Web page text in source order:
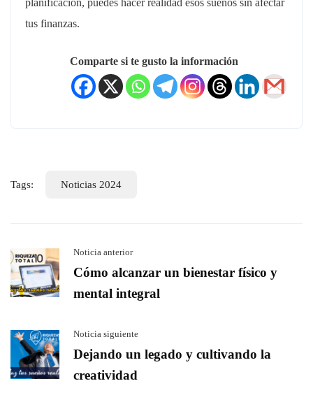
planificación, puedes hacer realidad esos sueños sin afectar
tus finanzas.
Comparte si te gusto la información
Tags: Noticias 2024
Noticia anterior
Cómo alcanzar un bienestar físico y
mental integral
Noticia siguiente
Dejando un legado y cultivando la
creatividad